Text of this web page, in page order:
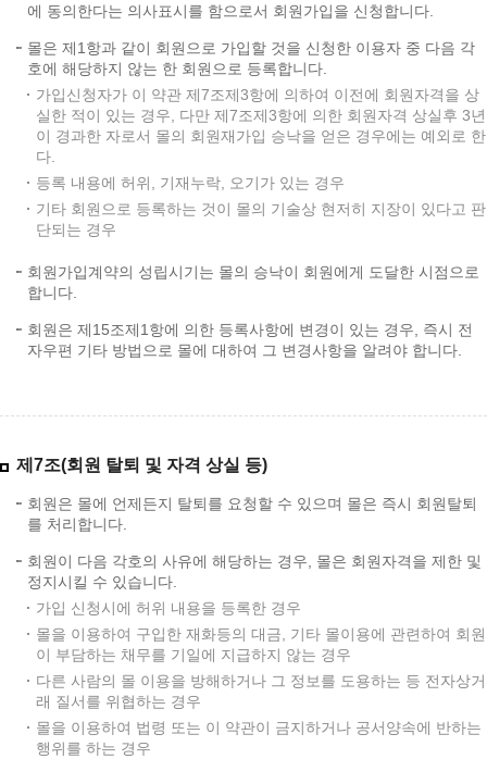
에 동의한다는 의사표시를 함으로서 회원가입을 신청합니다.
몰은 제1항과 같이 회원으로 가입할 것을 신청한 이용자 중 다음 각
호에 해당하지 않는 한 회원으로 등록합니다.
가입신청자가 이 약관 제7조제3항에 의하여 이전에 회원자격을 상
실한 적이 있는 경우, 다만 제7조제3항에 의한 회원자격 상실후 3년
이 경과한 자로서 몰의 회원재가입 승낙을 얻은 경우에는 예외로 한
다.
등록 내용에 허위, 기재누락, 오기가 있는 경우
기타 회원으로 등록하는 것이 몰의 기술상 현저히 지장이 있다고 판
단되는 경우
회원가입계약의 성립시기는 몰의 승낙이 회원에게 도달한 시점으로
합니다.
회원은 제15조제1항에 의한 등록사항에 변경이 있는 경우, 즉시 전
자우편 기타 방법으로 몰에 대하여 그 변경사항을 알려야 합니다.
제7조(회원 탈퇴 및 자격 상실 등)
회원은 몰에 언제든지 탈퇴를 요청할 수 있으며 몰은 즉시 회원탈퇴
를 처리합니다.
회원이 다음 각호의 사유에 해당하는 경우, 몰은 회원자격을 제한 및
정지시킬 수 있습니다.
가입 신청시에 허위 내용을 등록한 경우
몰을 이용하여 구입한 재화등의 대금, 기타 몰이용에 관련하여 회원
이 부담하는 채무를 기일에 지급하지 않는 경우
다른 사람의 몰 이용을 방해하거나 그 정보를 도용하는 등 전자상거
래 질서를 위협하는 경우
몰을 이용하여 법령 또는 이 약관이 금지하거나 공서양속에 반하는
행위를 하는 경우